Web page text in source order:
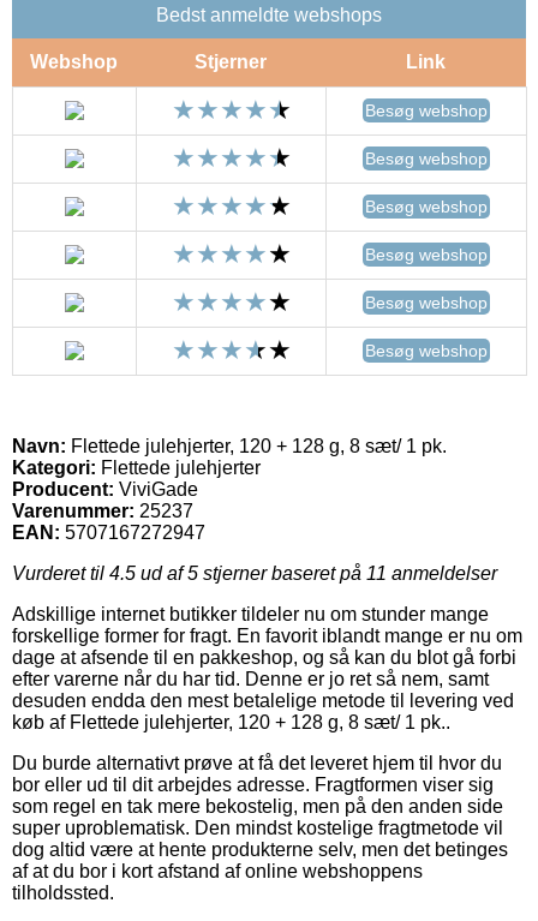
Bedst anmeldte webshops
Webshop Stjerner Link
Besøg webshop
Besøg webshop
Besøg webshop
Besøg webshop
Besøg webshop
Besøg webshop
Navn: Flettede julehjerter, 120 + 128 g, 8 sæt/ 1 pk.
Kategori: Flettede julehjerter
Producent: ViviGade
Varenummer: 25237
EAN: 5707167272947
Vurderet til 4.5 ud af 5 stjerner baseret på 11 anmeldelser
Adskillige internet butikker tildeler nu om stunder mange
forskellige former for fragt. En favorit iblandt mange er nu om
dage at afsende til en pakkeshop, og så kan du blot gå forbi
efter varerne når du har tid. Denne er jo ret så nem, samt
desuden endda den mest betalelige metode til levering ved
køb af Flettede julehjerter, 120 + 128 g, 8 sæt/ 1 pk..
Du burde alternativt prøve at få det leveret hjem til hvor du
bor eller ud til dit arbejdes adresse. Fragtformen viser sig
som regel en tak mere bekostelig, men på den anden side
super uproblematisk. Den mindst kostelige fragtmetode vil
dog altid være at hente produkterne selv, men det betinges
af at du bor i kort afstand af online webshoppens
tilholdssted.